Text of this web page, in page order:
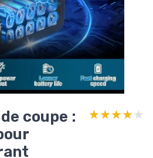
coupe :
★★★★★
★★★★★